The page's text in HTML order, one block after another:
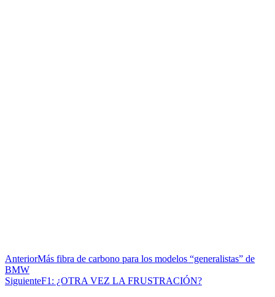
AnteriorMás fibra de carbono para los modelos “generalistas” de
BMW
SiguienteF1: ¿OTRA VEZ LA FRUSTRACIÓN?